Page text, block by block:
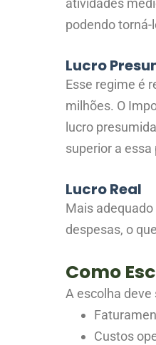
atividades
podendo
Lucro
Esse regime é
milhões. O
lucro
superior a essa
Lucro Real
Mais
despesas, o
Como
A escolha deve
Custos